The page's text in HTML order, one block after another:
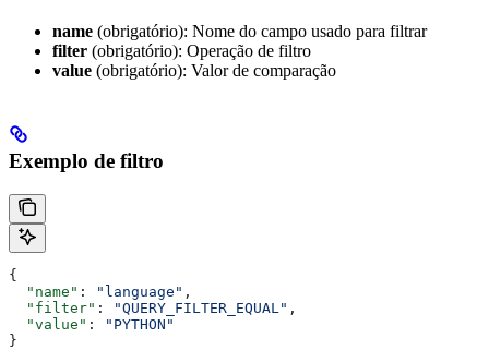
name (obrigatório): Nome do campo usado para filtrar
filter (obrigatório): Operação de filtro
value (obrigatório): Valor de comparação
Exemplo de filtro
{
  "name"
: "language" ,
  "filter"
: "QUERY_FILTER_EQUAL" ,
  "value"
:
"PYTHON"
}